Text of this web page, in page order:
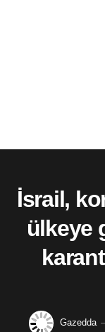
İsrail,
ülkeye
Gazedda